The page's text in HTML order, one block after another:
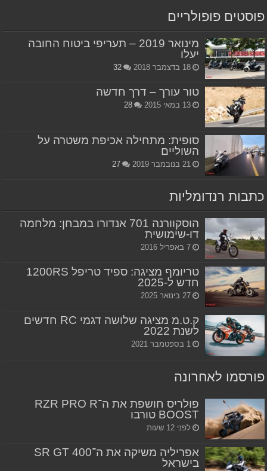
פוסטים פופולריים
מינואר 2019 – תעריפי ביטוח החובה
יעלו
18 בדצמבר 2018 32
טור עורך – דרך חדשה
13 במאי 2015 28
סופית: מתחילה אכיפת משטרה על
השוליים
21 בנובמבר 2019 27
כתבות רנדומליות
הוסקוורנה 701 אנדורו במבחן: מלחמה
דו-שימושית
7 באפריל 2016
טריומף מציגה: ספיד טריפל 1200RS
חדש ל-2025
27 בינואר 2025
ק.ט.מ מציגה שלושה דגמי RC חדשים
לשנת 2022
1 בספטמבר 2021
פורסמו לאחרונה
פולריס חושפת את ה־RZR PRO R
BOOST טורבו
לפני 12 שעות
אפריליה משיקה את ה־SR GT 400
בישראל